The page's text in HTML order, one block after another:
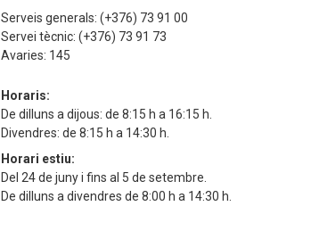
Serveis generals:(+376) 73 91 00
Servei tècnic:(+376) 73 91 73
Avaries: 145
Horaris:
De dilluns a dijous: de 8:15 h a 16:15 h.
Divendres: de 8:15 h a 14:30 h.
Horari estiu:
Del 24 de juny i fins al 5 de setembre.
De dilluns a divendres de 8:00 h a 14:30 h.